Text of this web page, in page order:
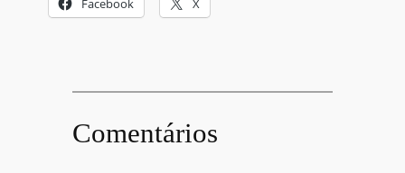
Facebook X
Comentários